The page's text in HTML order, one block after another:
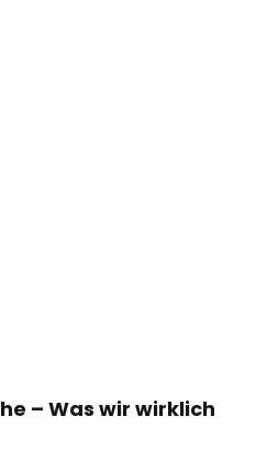
– Was wir wirklich